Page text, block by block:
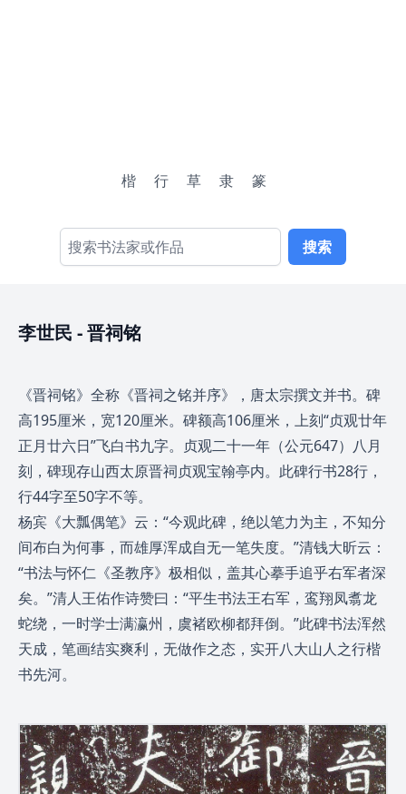
楷 行 草 隶 篆
搜索
李世民 -晋祠铭
《晋祠铭》全称《晋祠之铭并序》，唐太宗撰文并书。碑
高195厘米，宽120厘米。碑额高106厘米，上刻“贞观廿年
正月廿六日”飞白书九字。贞观二十一年（公元647）八月
刻，碑现存山西太原晋祠贞观宝翰亭内。此碑行书28行，
行44字至50字不等。
杨宾《大瓢偶笔》云：“今观此碑，绝以笔力为主，不知分
间布白为何事，而雄厚浑成自无一笔失度。”清钱大昕云：
“书法与怀仁《圣教序》极相似，盖其心摹手追乎右军者深
矣。”清人王佑作诗赞曰：“平生书法王右军，鸾翔凤翥龙
蛇绕，一时学士满瀛州，虞褚欧柳都拜倒。”此碑书法浑然
天成，笔画结实爽利，无做作之态，实开八大山人之行楷
书先河。